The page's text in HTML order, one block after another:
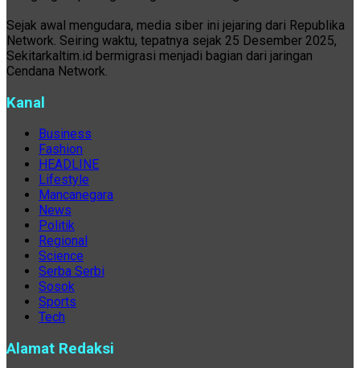
Sejak awal mengudara, media siber ini jejaring dari Republika
Network. Seiring waktu, tepatnya sejak 25 Desember 2025,
Sekitarkaltim.id bermigrasi menjadi bagian dari jaringan
Cendana Network.
Kanal
Business
Fashion
HEADLINE
Lifestyle
Mancanegara
News
Politik
Regional
Science
Serba Serbi
Sosok
Sports
Tech
Alamat Redaksi